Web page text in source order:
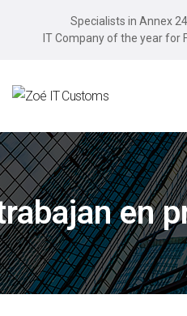
Specialists in Annex
IT Company of the year for
en